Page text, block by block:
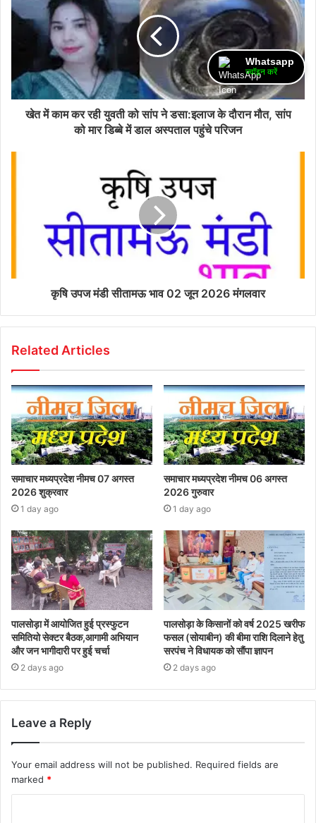
खेत में काम कर रही युवती को सांप ने डसा:इलाज के दौरान मौत, सांप
को मार डिब्बे में डाल अस्पताल पहुंचे परिजन
कृषि उपज मंडी सीतामऊ भाव 02 जून 2026 मंगलवार
Related Articles
समाचार मध्यप्रदेश नीमच 07 अगस्त
2026 शुक्रवार
1 day ago
समाचार मध्यप्रदेश नीमच 06 अगस्त
2026 गुरुवार
1 day ago
पालसोड़ा में आयोजित हुई प्रस्फुटन
समितियो सेक्टर बैठक,आगामी अभियान
और जन भागीदारी पर हुई चर्चा
2 days ago
पालसोड़ा के किसानों को वर्ष 2025 खरीफ
फसल (सोयाबीन) की बीमा राशि दिलाने हेतु
सरपंच ने विधायक को सौंपा ज्ञापन
2 days ago
Leave a Reply
Your email address will not be published. Required fields are
marked *
Whatsapp
ज्वॉइन करें